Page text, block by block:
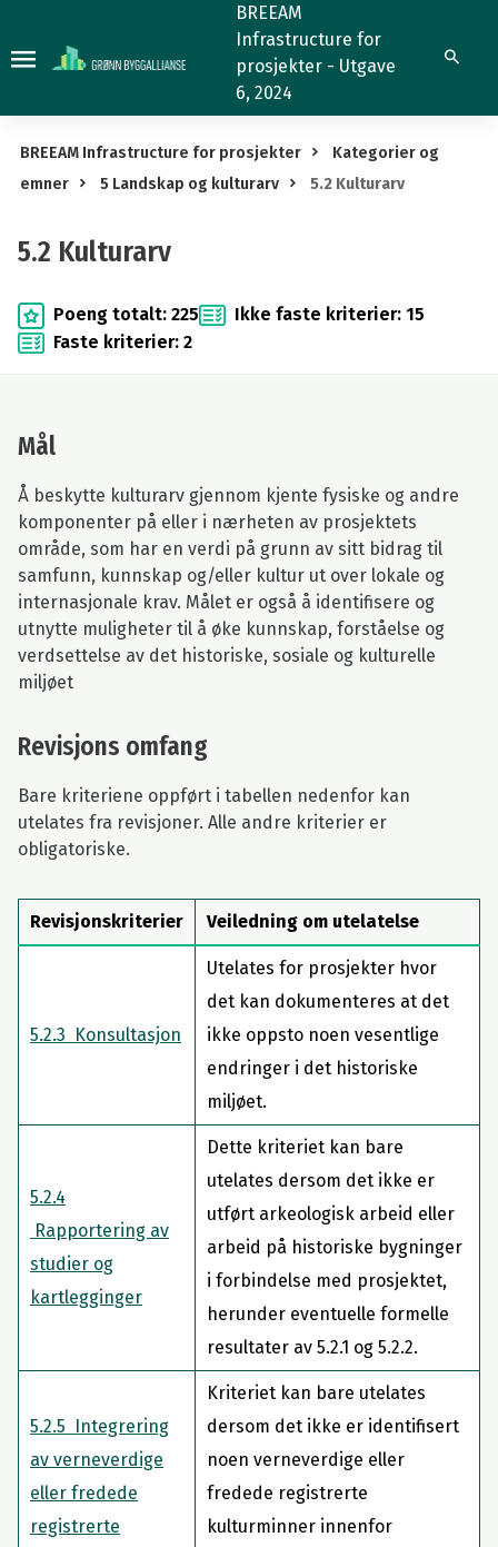
Kulturarv
BREEAM
Infrastructure for
prosjekter - Utgave
6, 2024
Søk
BREEAM Infrastructure for prosjekter
Kategorier og
emner
5 Landskap og kulturarv 5.2 Kulturarv
5.2 Kulturarv
Poeng totalt: 225
Ikke faste kriterier: 15
Faste kriterier: 2
Mål
Å beskytte kulturarv gjennom kjente fysiske og andre
komponenter på eller i nærheten av prosjektets
område, som har en verdi på grunn av sitt bidrag til
samfunn, kunnskap og/eller kultur ut over lokale og
internasjonale krav. Målet er også å identifisere og
utnytte muligheter til å øke kunnskap, forståelse og
verdsettelse av det historiske, sosiale og kulturelle
miljøet
Revisjons omfang
Bare kriteriene oppført i tabellen nedenfor kan
utelates fra revisjoner. Alle andre kriterier er
obligatoriske.
Revisjonskriterier Veiledning om utelatelse
5.2.3 Konsultasjon
Utelates for prosjekter hvor
det kan dokumenteres at det
ikke oppsto noen vesentlige
endringer i det historiske
miljøet.
5.2.4
Rapportering av
studier og
kartlegginger
Dette kriteriet kan bare
utelates dersom det ikke er
utført arkeologisk arbeid eller
arbeid på historiske bygninger
i forbindelse med prosjektet,
herunder eventuelle formelle
resultater av 5.2.1 og 5.2.2.
5.2.5 Integrering
av verneverdige
eller fredede
registrerte
Kriteriet kan bare utelates
dersom det ikke er identifisert
noen verneverdige eller
fredede registrerte
kulturminner innenfor